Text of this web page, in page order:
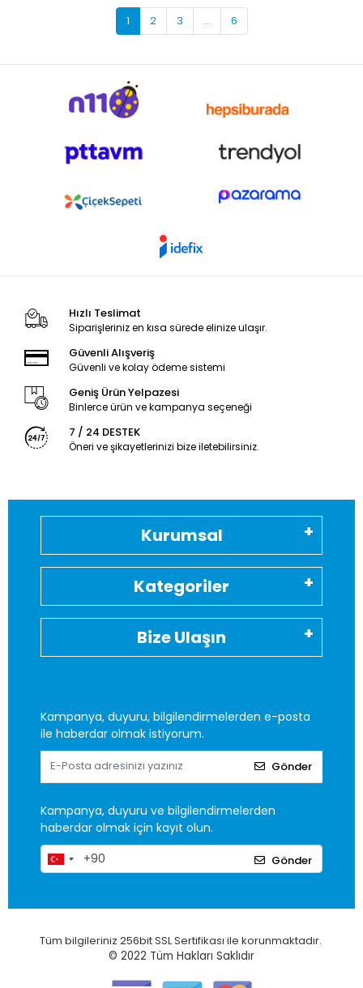
1 2 3 ... 6
Hızlı Teslimat
Siparişleriniz en kısa sürede elinize ulaşır.
Güvenli Alışveriş
Güvenli ve kolay ödeme sistemi
Geniş Ürün Yelpazesi
Binlerce ürün ve kampanya seçeneği
7 / 24 DESTEK
Öneri ve şikayetlerinizi bize iletebilirsiniz.
Kurumsal
Kategoriler
Bize Ulaşın
Kampanya, duyuru, bilgilendirmelerden e-posta
ile haberdar olmak istiyorum.
Gönder
Kampanya, duyuru ve bilgilendirmelerden
haberdar olmak için kayıt olun.
Gönder
Tüm bilgileriniz 256bit SSL Sertifikası ile korunmaktadır.
© 2022 Tüm Hakları Saklıdır